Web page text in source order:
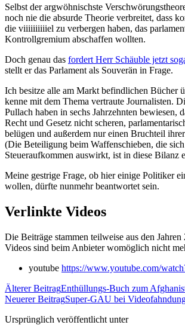
Selbst der argwöhnischste
noch nie die absurde Theorie verbreitet, dass
die viiiiiiiiiiel zu verbergen haben, das
Kontrollgremium abschaffen wollten.
Doch genau das fordert Herr Schäuble jetzt
stellt er das Parlament als Souverän in Frage.
Ich besitze alle am Markt befindlichen Bücher
kenne mit dem Thema vertraute Journalisten.
Pullach haben in sechs Jahrzehnten bewiesen,
Recht und Gesetz nicht scheren,
belügen und außerdem nur einen Bruchteil
(Die Beteiligung beim Waffenschieben, die
Steueraufkommen auswirkt, ist in diese Bilanz
Meine gestrige Frage, ob hier einige Politiker
wollen, dürfte nunmehr beantwortet sein.
Verlinkte Videos
Die Beiträge stammen teilweise aus den
Videos sind beim Anbieter womöglich nicht
youtube https://www.youtube.com/
Älterer BeitragEnthüllungs-Buch zum
Neuerer BeitragSuper-GAU bei
Ursprünglich veröffentlicht unter